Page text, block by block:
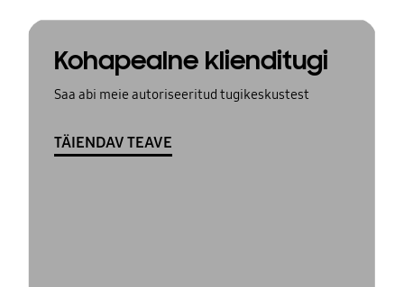
Kohapealne klienditugi
Saa abi meie autoriseeritud tugikeskustest
TÄIENDAV TEAVE